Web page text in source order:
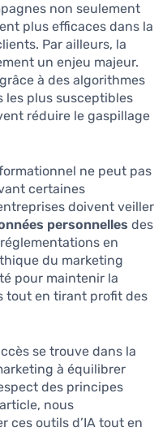
non seulement
plus efficaces dans la
Par ailleurs, la
un enjeu majeur.
à des algorithmes
les plus susceptibles
réduire le gaspillage
ne peut pas
certaines
doivent veiller
personnelles des
en
du marketing
pour maintenir la
tout en tirant profit des
se trouve dans la
à équilibrer
des principes
nous
ces outils d’IA tout en